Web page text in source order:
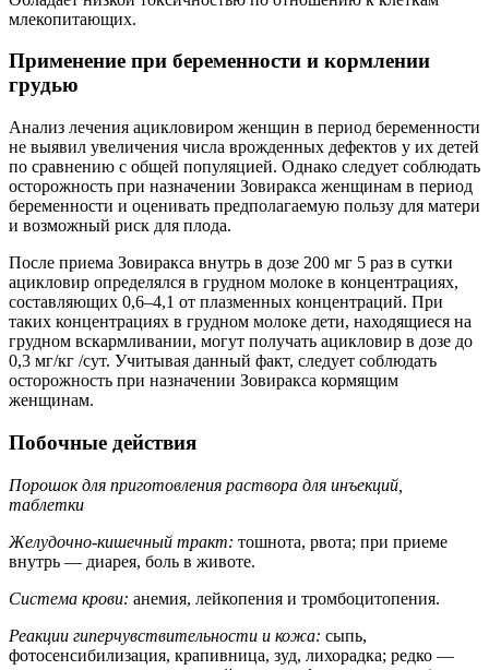
млекопитающих.
Применение при беременности и кормлении
грудью
Анализ лечения ацикловиром женщин в период беременности
не выявил увеличения числа врожденных дефектов у их детей
по сравнению с общей популяцией. Однако следует соблюдать
осторожность при назначении Зовиракса женщинам в период
беременности и оценивать предполагаемую пользу для матери
и возможный риск для плода.
После приема Зовиракса внутрь в дозе 200 мг 5 раз в сутки
ацикловир определялся в грудном молоке в концентрациях,
составляющих 0,6–4,1 от плазменных концентраций. При
таких концентрациях в грудном молоке дети, находящиеся на
грудном вскармливании, могут получать ацикловир в дозе до
0,3 мг/кг /сут. Учитывая данный факт, следует соблюдать
осторожность при назначении Зовиракса кормящим
женщинам.
Побочные действия
Порошок для приготовления раствора для инъекций,
таблетки
Желудочно-кишечный тракт: тошнота, рвота; при приеме
внутрь — диарея, боль в животе.
Система крови: анемия, лейкопения и тромбоцитопения.
Реакции гиперчувствительности и кожа: сыпь,
фотосенсибилизация, крапивница, зуд, лихорадка; редко —